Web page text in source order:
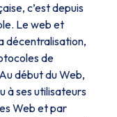
c’est depuis
Le web et
décentralisation,
de
début du Web,
à ses utilisateurs
Web et par